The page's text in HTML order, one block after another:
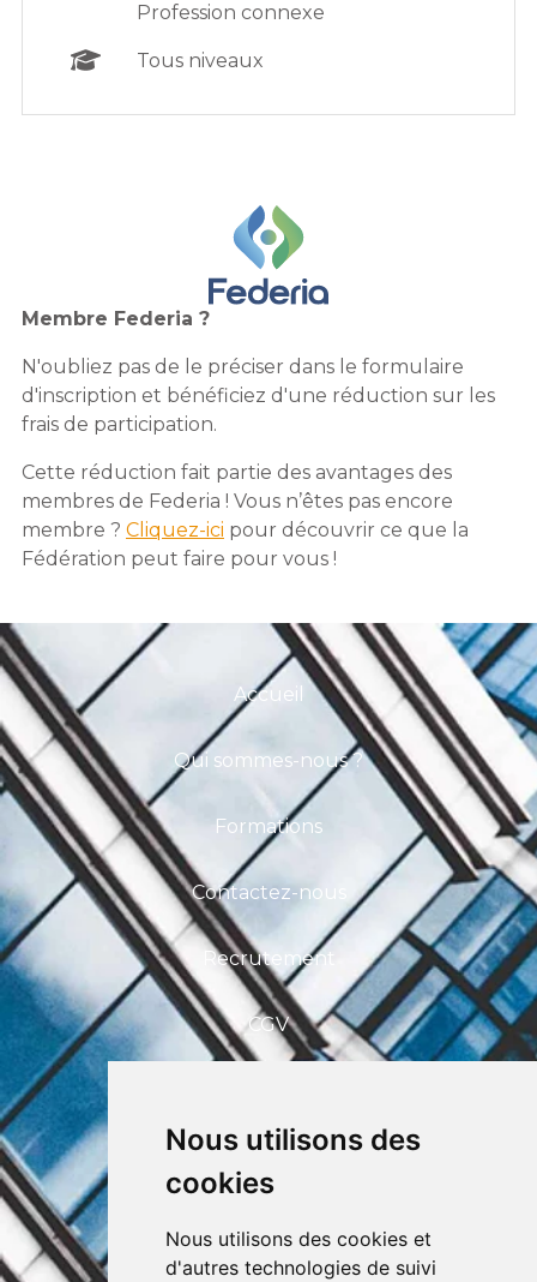
Nous utilisons des
cookies
Nous utilisons des cookies et
d'autres technologies de suivi
Profession connexe
Tous niveaux
Membre Federia ?
N'oubliez pas de le préciser dans le formulaire
d'inscription et bénéficiez d'une réduction sur les
frais de participation.
Cette réduction fait partie des avantages des
membres de Federia ! Vous n’êtes pas encore
membre ? Cliquez-ici pour découvrir ce que la
Fédération peut faire pour vous !
Accueil
Qui sommes-nous ?
Formations
Contactez-nous
Recrutement
CGV
CEFIM ASBL
Avenue Pasteur 6, 1300 Wavre
info@cefim.be
BCE 0562.870.808